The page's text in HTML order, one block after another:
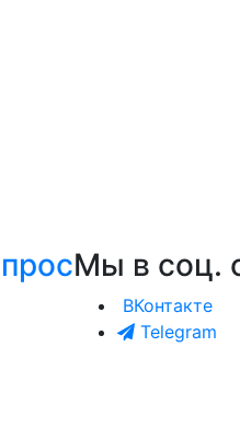
Мы в соц.
ВКонтакте
Telegram